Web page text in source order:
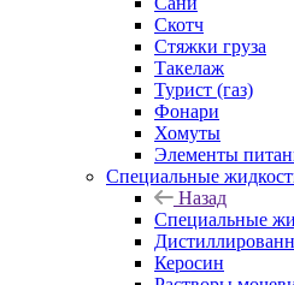
Скотч
Стяжки груза
Такелаж
Турист (газ)
Фонари
Хомуты
Элементы
Специальные
Назад
Специальные
Керосин